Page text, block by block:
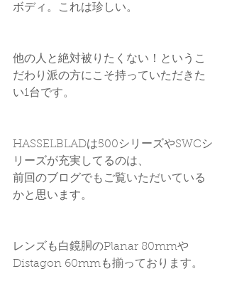
ボディ。これは珍しい。
他の人と絶対被りたくない！というこ
だわり派の方にこそ持っていただきた
い1台です。
HASSELBLADは500シリーズやSWCシ
リーズが充実してるのは、
前回のブログでもご覧いただいている
かと思います。
レンズも白鏡胴のPlanar 80mmや
Distagon 60mmも揃っております。